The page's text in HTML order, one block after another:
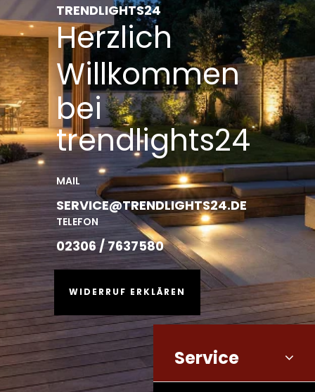
TRENDLIGHTS24
Herzlich
Willkommen
bei
trendlights24
MAIL
SERVICE@TRENDLIGHTS24.DE
TELEFON
02306 / 7637580
WIDERRUF ERKLÄREN
Service